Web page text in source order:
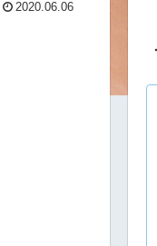
2020.06.06